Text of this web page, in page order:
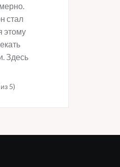
стал
этому
Здесь
5)